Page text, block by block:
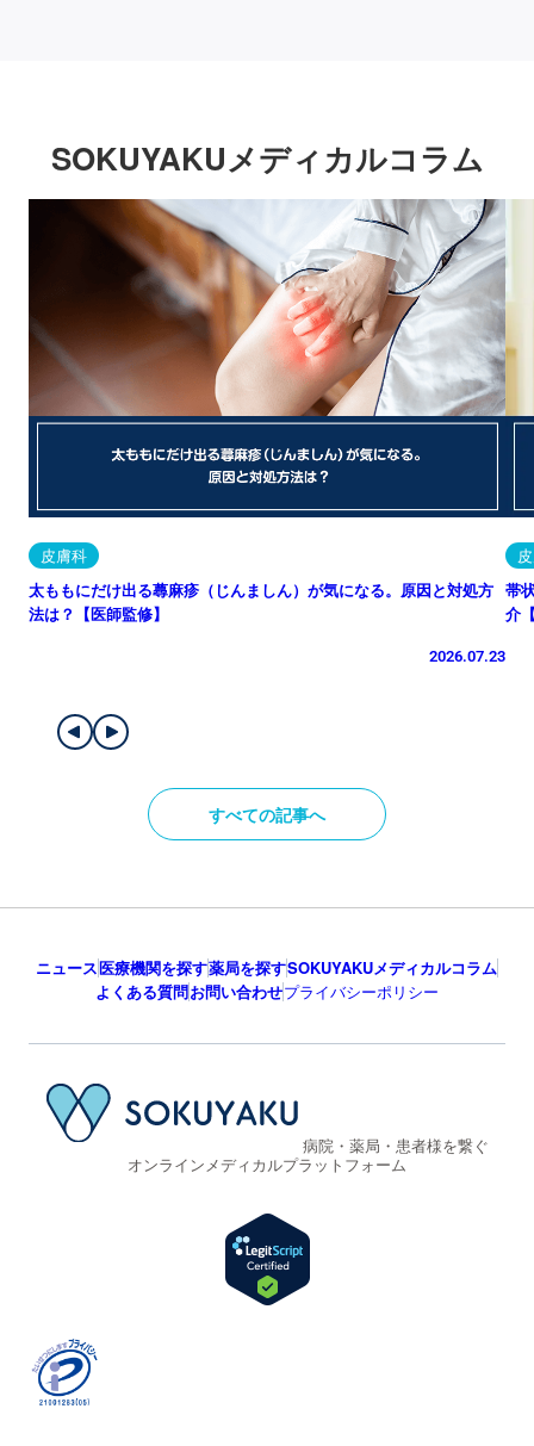
SOKUYAKUメディカルコラム
皮膚科
太ももにだけ出る蕁麻疹（じんましん）が気になる。原因と対処方
法は？【医師監修】
2026.07.23
帯
介
すべての記事へ
ニュース医療機関を探す薬局を探すSOKUYAKUメディカルコラム
よくある質問お問い合わせプライバシーポリシー
病院・薬局・患者様を繋ぐ
オンラインメディカルプラットフォーム